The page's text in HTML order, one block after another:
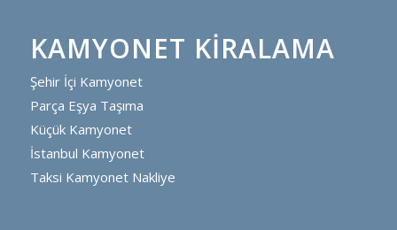
KAMYONET KIRALAMA
Şehir İçi Kamyonet
Parça Eşya Taşıma
Küçük Kamyonet
İstanbul Kamyonet
Taksi Kamyonet Nakliye